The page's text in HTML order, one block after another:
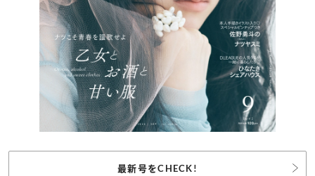
最新号をCHECK!